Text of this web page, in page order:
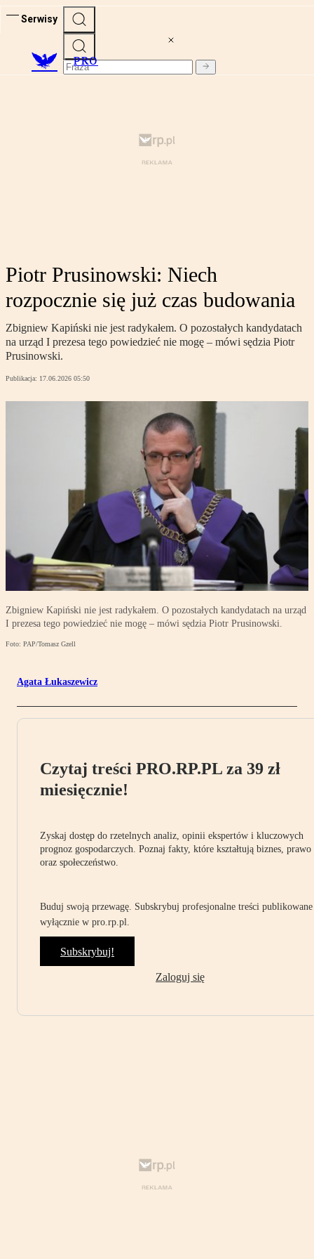
Serwisy
PRO
Piotr Prusinowski: Niech
rozpocznie się już czas budowania
Zbigniew Kapiński nie jest radykałem. O pozostałych kandydatach
na urząd I prezesa tego powiedzieć nie mogę – mówi sędzia Piotr
Prusinowski.
Publikacja: 17.06.2026 05:50
Zbigniew Kapiński nie jest radykałem. O pozostałych kandydatach na urząd
I prezesa tego powiedzieć nie mogę – mówi sędzia Piotr Prusinowski.
Foto: PAP/Tomasz Gzell
Agata Łukaszewicz
Czytaj treści PRO.RP.PL za 39 zł
miesięcznie!
Zyskaj dostęp do rzetelnych analiz, opinii ekspertów i kluczowych
prognoz gospodarczych. Poznaj fakty, które kształtują biznes, prawo
oraz społeczeństwo.
Buduj swoją przewagę. Subskrybuj profesjonalne treści publikowane
wyłącznie w pro.rp.pl.
Subskrybuj!
Zaloguj się